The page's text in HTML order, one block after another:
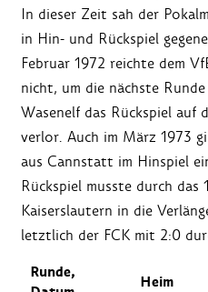
In dieser Zeit sah der
in Hin- und Rückspiel
Februar 1972 reichte dem
nicht, um die nächste
Wasenelf das Rückspiel auf
verlor. Auch im März 1973
aus Cannstatt im Hinspiel
Rückspiel musste durch
Kaiserslautern in die
letztlich der FCK mit 2:0
Runde,
Heim